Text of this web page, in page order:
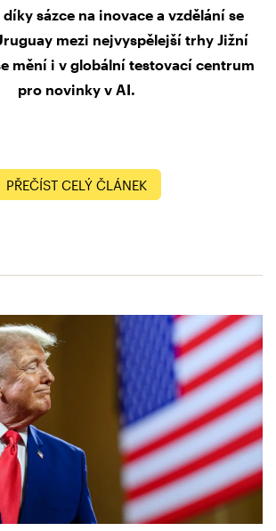
sázce na inovace a vzdělání se
mezi nejvyspělejší trhy Jižní
mění i v globální testovací centrum
pro novinky v AI.
PŘEČÍST CELÝ ČLÁNEK